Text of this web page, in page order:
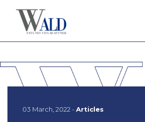
03 March, 2022 - Articles